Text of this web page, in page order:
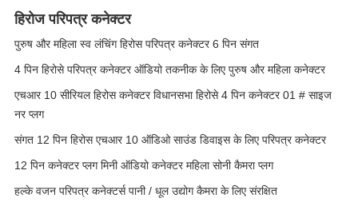
हिरोज परिपत्र कनेक्टर
पुरुष और महिला स्व लंचिंग हिरोस परिपत्र कनेक्टर 6 पिन संगत
4 पिन हिरोसे परिपत्र कनेक्टर ऑडियो तकनीक के लिए पुरुष और महिला कनेक्टर
एचआर 10 सीरियल हिरोस कनेक्टर विधानसभा हिरोसे 4 पिन कनेक्टर 01 # साइज
नर प्लग
संगत 12 पिन हिरोस एचआर 10 ऑडिओ साउंड डिवाइस के लिए परिपत्र कनेक्टर
12 पिन कनेक्टर प्लग मिनी ऑडियो कनेक्टर महिला सोनी कैमरा प्लग
हल्के वजन परिपत्र कनेक्टर्स पानी / धूल उद्योग कैमरा के लिए संरक्षित